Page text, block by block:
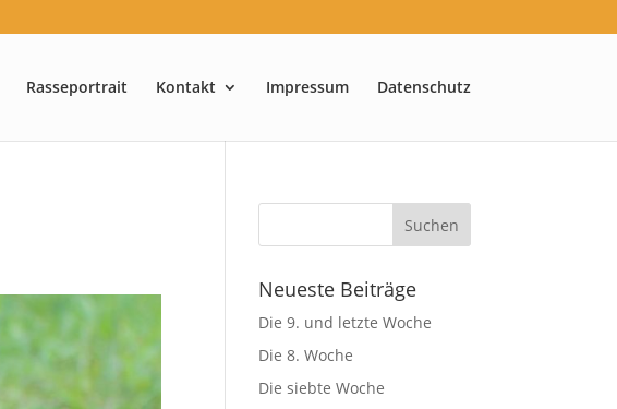
Rasseportrait Kontakt Impressum Datenschutz
Neueste Beiträge
Die 9. und letzte Woche
Die 8. Woche
Die siebte Woche